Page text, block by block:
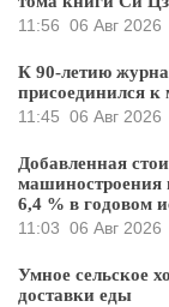
11:56 06 Авг 2026
К 90-летию
присоединился
11:45 06 Авг 2026
Добавленная
машиностроения
6,4 % в годовом
11:03 06 Авг 2026
Умное сельское
доставки еды